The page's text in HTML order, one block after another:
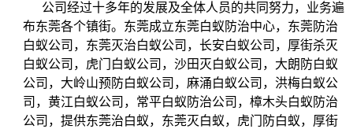
公司经过十多年的发展及全体人员的共同努力，业务遍
布东莞各个镇街。东莞成立东莞白蚁防治中心，东莞防治
白蚁公司，东莞灭治白蚁公司，长安白蚁公司，厚街杀灭
白蚁公司，虎门白蚁公司，沙田灭白蚁公司，大朗防白蚁
公司，大岭山预防白蚁公司，麻涌白蚁公司，洪梅白蚁公
司，黄江白蚁公司，常平白蚁防治公司，樟木头白蚁防治
公司，提供东莞治白蚁，东莞灭白蚁，虎门防白蚁，厚街